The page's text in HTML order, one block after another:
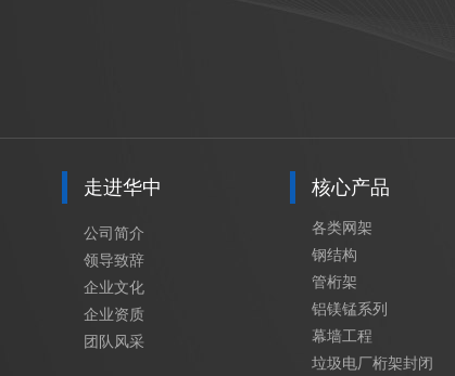
走进华中
公司简介
领导致辞
企业文化
企业资质
团队风采
核心产品
各类网架
钢结构
管桁架
铝镁锰系列
幕墙工程
垃圾电厂桁架封闭